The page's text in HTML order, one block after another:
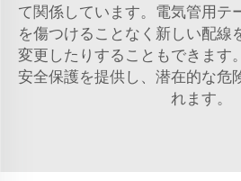
て関係しています。電気管用テ
を傷つけることなく新しい配線
変更したりすることもできます
安全保護を提供し、潜在的な危
れます。